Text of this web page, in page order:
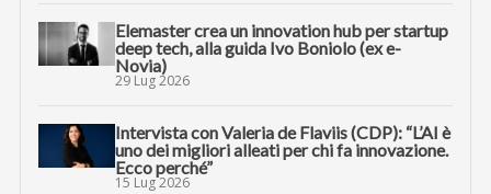
Elemaster crea un innovation hub per startup
deep tech, alla guida Ivo Boniolo (ex e-
Novia)
29 Lug 2026
Intervista con Valeria de Flaviis (CDP): “L’AI è
uno dei migliori alleati per chi fa innovazione.
Ecco perché”
15 Lug 2026